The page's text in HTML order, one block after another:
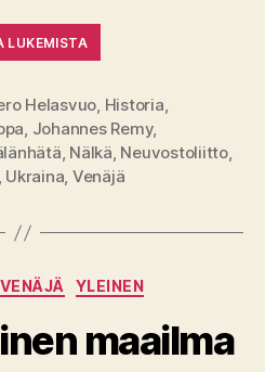
LUKEMISTA
Helasvuo, Historia,
, Johannes Remy,
, Nälkä, Neuvostoliitto,
, Ukraina, Venäjä
Kategoriat
VENÄJÄ YLEINEN
maailma